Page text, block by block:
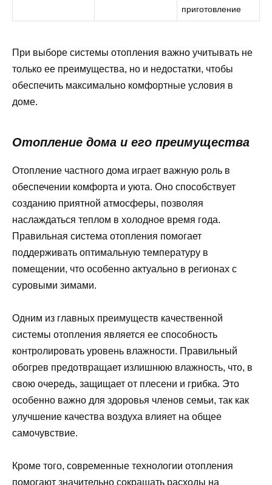
приготовление
При выборе системы отопления важно учитывать не
только ее преимущества, но и недостатки, чтобы
обеспечить максимально комфортные условия в
доме.
Отопление дома и его преимущества
Отопление частного дома играет важную роль в
обеспечении комфорта и уюта. Оно способствует
созданию приятной атмосферы, позволяя
наслаждаться теплом в холодное время года.
Правильная система отопления помогает
поддерживать оптимальную температуру в
помещении, что особенно актуально в регионах с
суровыми зимами.
Одним из главных преимуществ качественной
системы отопления является ее способность
контролировать уровень влажности. Правильный
обогрев предотвращает излишнюю влажность, что, в
свою очередь, защищает от плесени и грибка. Это
особенно важно для здоровья членов семьи, так как
улучшение качества воздуха влияет на общее
самочувствие.
Кроме того, современные технологии отопления
помогают значительно сокращать расходы на